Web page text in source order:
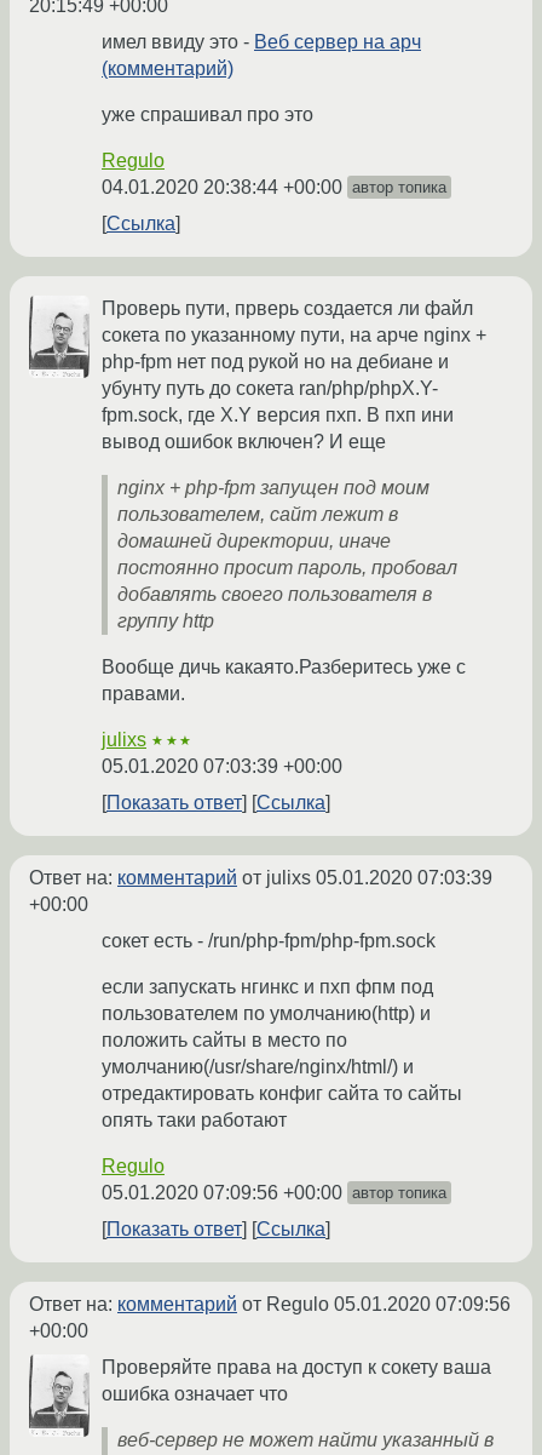
20:15:49 +00:00
имел ввиду это - Веб сервер на арч
(комментарий)
уже спрашивал про это
Regulo
04.01.2020 20:38:44 +00:00 автор топика
Ссылка
Проверь пути, прверь создается ли файл
сокета по указанному пути, на арче nginx +
php-fpm нет под рукой но на дебиане и
убунту путь до сокета ran/php/phpX.Y-
fpm.sock, где Х.Y версия пхп. В пхп ини
вывод ошибок включен? И еще
nginx + php-fpm запущен под моим
пользователем, сайт лежит в
домашней директории, иначе
постоянно просит пароль, пробовал
добавлять своего пользователя в
группу http
Вообще дичь какаято.Разберитесь уже с
правами.
julixs ★★★
05.01.2020 07:03:39 +00:00
Показать ответ
Ссылка
Ответ на: комментарий от julixs 05.01.2020 07:03:39
+00:00
сокет есть - /run/php-fpm/php-fpm.sock
если запускать нгинкс и пхп фпм под
пользователем по умолчанию(http) и
положить сайты в место по
умолчанию(/usr/share/nginx/html/) и
отредактировать конфиг сайта то сайты
опять таки работают
Regulo
05.01.2020 07:09:56 +00:00 автор топика
Показать ответ Ссылка
Ответ на: комментарий от Regulo 05.01.2020 07:09:56
+00:00
Проверяйте права на доступ к сокету ваша
ошибка означает что
веб-сервер не может найти указанный в